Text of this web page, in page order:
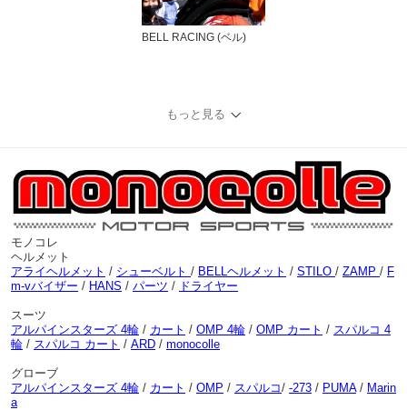
BELL RACING (ベル)
もっと見る
モノコレ
ヘルメット
アライヘルメット / シューベルト / BELLヘルメット / STILO / ZAMP / F
m-vバイザー / HANS / パーツ / ドライヤー
スーツ
アルパインスターズ 4輪 / カート / OMP 4輪 / OMP カート / スパルコ 4
輪 / スパルコ カート / ARD / monocolle
グローブ
アルパインスターズ 4輪 / カート / OMP / スパルコ/ -273 / PUMA/ Marin
a